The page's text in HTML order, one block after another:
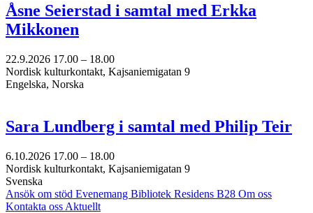
Åsne Seierstad i samtal med Erkka
Mikkonen
22.9.2026 17.00 – 18.00
Nordisk kulturkontakt, Kajsaniemigatan 9
Engelska, Norska
Sara Lundberg i samtal med Philip Teir
6.10.2026 17.00 – 18.00
Nordisk kulturkontakt, Kajsaniemigatan 9
Svenska
Ansök om stöd Evenemang Bibliotek Residens B28 Om oss
Kontakta oss Aktuellt